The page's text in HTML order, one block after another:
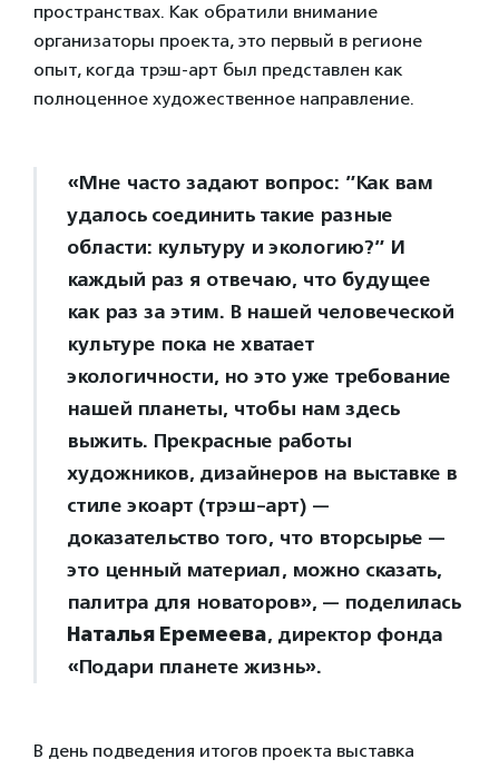
пространствах. Как обратили внимание
организаторы проекта, это первый в регионе
опыт, когда трэш-арт был представлен как
полноценное художественное направление.
«Мне часто задают вопрос: ”Как вам
удалось соединить такие разные
области: культуру и экологию?” И
каждый раз я отвечаю, что будущее
как раз за этим. В нашей человеческой
культуре пока не хватает
экологичности, но это уже требование
нашей планеты, чтобы нам здесь
выжить. Прекрасные работы
художников, дизайнеров на выставке в
стиле экоарт (трэш-арт) —
доказательство того, что вторсырье —
это ценный материал, можно сказать,
палитра для новаторов», — поделилась
Наталья Еремеева, директор фонда
«Подари планете жизнь».
В день подведения итогов проекта выставка